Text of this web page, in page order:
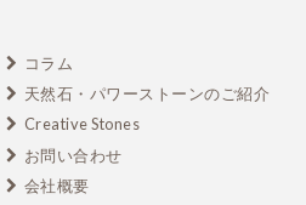
コラム
天然石・パワーストーンのご紹介
Creative Stones
お問い合わせ
会社概要